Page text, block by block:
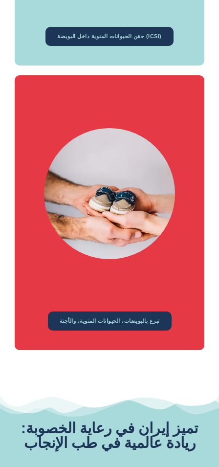
حقن الحيوانات المنوية داخل البويضة (ICSI)
تبرع بالبويضات، الحيوانات المنوية، والأجنة
تميز إيران في رعاية الخصوبة:
ريادة عالمية في طب الإنجاب